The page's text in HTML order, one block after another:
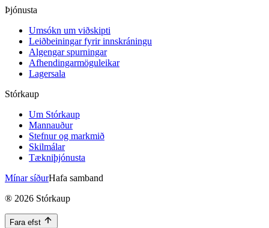
Þjónusta
Umsókn um viðskipti
Leiðbeiningar fyrir innskráningu
Algengar spurningar
Afhendingarmöguleikar
Lagersala
Stórkaup
Um Stórkaup
Mannauður
Stefnur og markmið
Skilmálar
Tækniþjónusta
Mínar síðurHafa samband
® 2026 Stórkaup
Fara efst